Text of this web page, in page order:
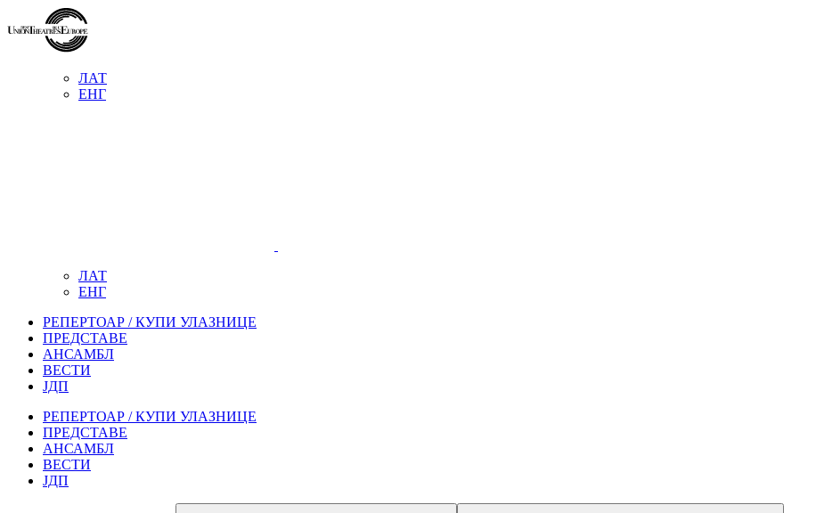
ЛАТ
ЕНГ
ЛАТ
ЕНГ
РЕПЕРТОАР / КУПИ УЛАЗНИЦЕ
ПРЕДСТАВЕ
АНСАМБЛ
ВЕСТИ
ЈДП
РЕПЕРТОАР / КУПИ УЛАЗНИЦЕ
ПРЕДСТАВЕ
АНСАМБЛ
ВЕСТИ
ЈДП